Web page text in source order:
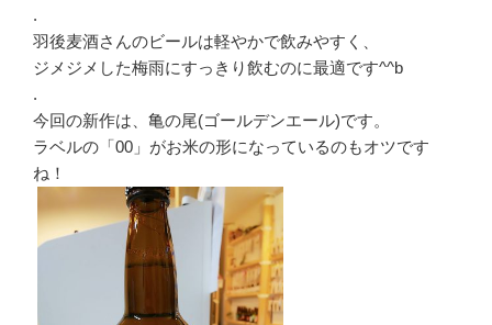
.
羽後麦酒さんのビールは軽やかで飲みやすく、
ジメジメした梅雨にすっきり飲むのに最適です^^b
.
今回の新作は、亀の尾(ゴールデンエール)です。
ラベルの「00」がお米の形になっているのもオツです
ね！